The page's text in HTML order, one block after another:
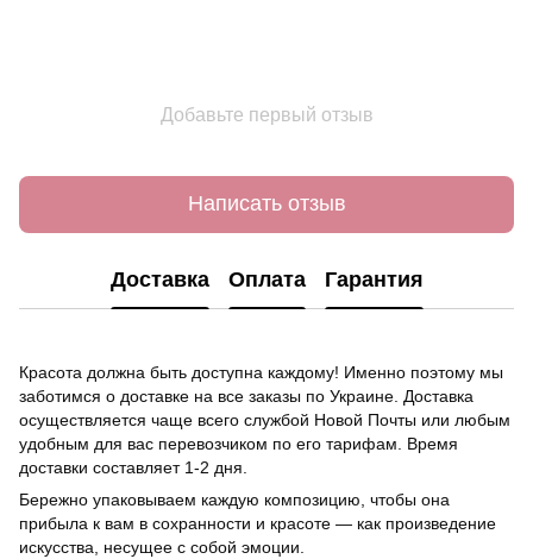
Добавьте первый отзыв
Написать отзыв
Доставка Оплата Гарантия
Красота должна быть доступна каждому! Именно поэтому мы
заботимся о доставке на все заказы по Украине. Доставка
осуществляется чаще всего службой Новой Почты или любым
удобным для вас перевозчиком по его тарифам. Время
доставки составляет 1-2 дня.
Бережно упаковываем каждую композицию, чтобы она
прибыла к вам в сохранности и красоте — как произведение
искусства, несущее с собой эмоции.